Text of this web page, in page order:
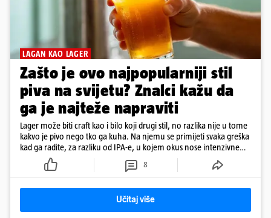
LAGAN KAO LAGER
Zašto je ovo najpopularniji stil
piva na svijetu? Znalci kažu da
ga je najteže napraviti
Lager može biti craft kao i bilo koji drugi stil, no razlika nije u tome
kakvo je pivo nego tko ga kuha. Na njemu se primijeti svaka greška
kad ga radite, za razliku od IPA-e, u kojem okus nose intenzivne
8
Učitaj više